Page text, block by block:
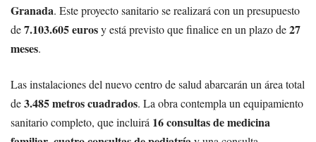
Granada. Este proyecto sanitario se realizará con un presupuesto
de7.103.605 eurosy está previsto que finalice en un plazo de27
meses.
Las instalaciones del nuevo centro de salud abarcarán un área total
de3.485 metros cuadrados. La obra contempla un equipamiento
sanitario completo, que incluirá 16 consultas de medicina